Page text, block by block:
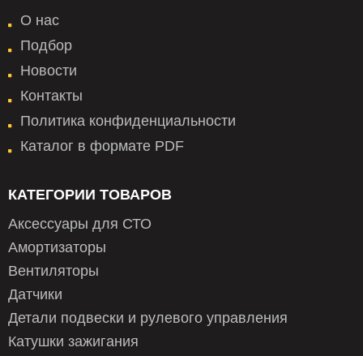
КАТЕГОРИИ ТОВАРОВ
Аксессуары для СТО
Амортизаторы
Вентиляторы
Датчики
Детали подвески и рулевого управления
Катушки зажигания
О нас
Подбор
Новости
Контакты
Политика конфиденциальности
Каталог в формате PDF